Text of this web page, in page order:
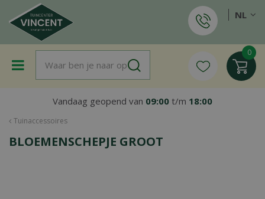
a
Tuinaccessoires
Vandaag geopend van 09:00 t/m 18:00
NL
BLOEMENSCHEPJE GROOT